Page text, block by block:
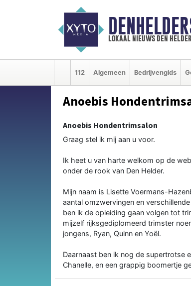
lokaal nieuws den helder
112 Algemeen Bedrijvengids
Anoebis
Anoebis Hondentrimsalon
Graag stel ik mij aan u voor.
Ik heet u van harte welkom op de
onder de rook van Den Helder.
Mijn naam is Lisette Voermans-
aantal omzwervingen en
ben ik de opleiding gaan volgen tot
mijzelf rijksgediplomeerd trimster
jongens, Ryan, Quinn en Yoël.
Daarnaast ben ik nog de supertrotse
Chanelle, en een grappig boomertje